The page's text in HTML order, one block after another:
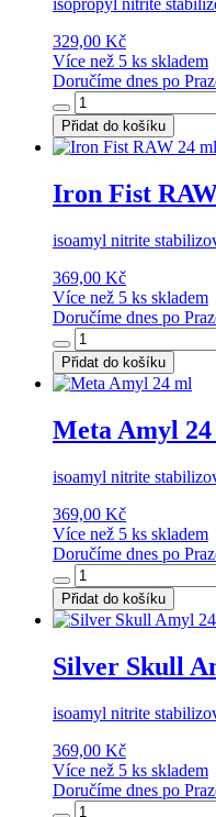
isopropyl nitrite
329,00 Kč
Více než 5 ks skladem
Doručíme dnes po
Přidat do košíku
Iron Fist
isoamyl nitrite
369,00 Kč
Více než 5 ks skladem
Doručíme dnes po
Přidat do košíku
Meta Amyl
isoamyl nitrite
369,00 Kč
Více než 5 ks skladem
Doručíme dnes po
Přidat do košíku
Silver Skull
isoamyl nitrite
369,00 Kč
Více než 5 ks skladem
Doručíme dnes po